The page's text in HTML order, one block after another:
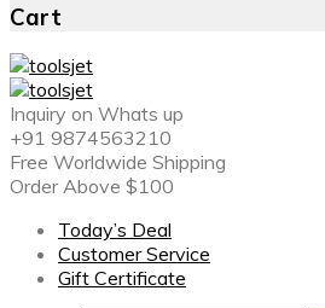
Cart
Inquiry on Whats up
+91 9874563210
Free Worldwide Shipping
Order Above $100
Today’s Deal
Customer Service
Gift Certificate